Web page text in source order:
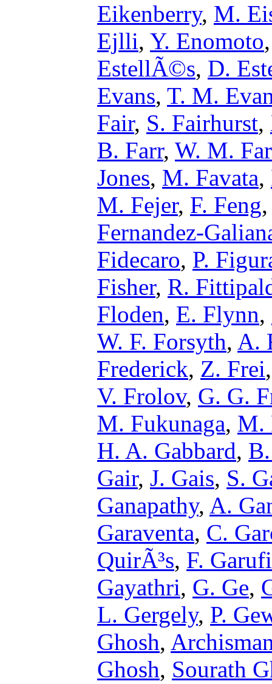
Eikenberry, M.
Ejlli, Y. Enomoto
EstellÃ©s, D.
Evans, T. M.
Fair, S. Fairhurst,
B. Farr, W. M.
Jones, M. Favata,
M. Fejer, F. Feng
Fernandez-
Fidecaro, P.
Fisher, R.
Floden, E. Flynn,
W. F. Forsyth, A.
Frederick, Z. Frei
V. Frolov, G. G.
M. Fukunaga, M.
H. A. Gabbard,
Gair, J. Gais, S.
Ganapathy, A.
Garaventa, C.
QuirÃ³s, F. Garufi
Gayathri, G. Ge,
L. Gergely, P.
Ghosh,
Ghosh, Sourath